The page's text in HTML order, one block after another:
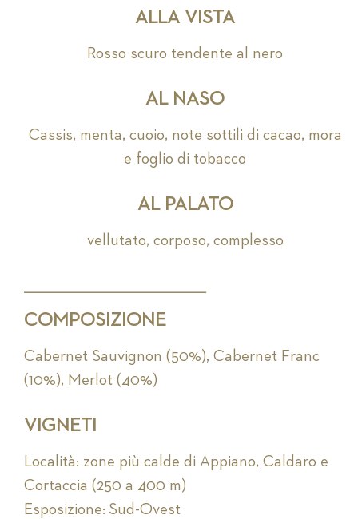
ALLA VISTA
Rosso scuro tendente al nero
AL NASO
Cassis, menta, cuoio, note sottili di cacao, mora
e foglio di tobacco
AL PALATO
vellutato, corposo, complesso
COMPOSIZIONE
Cabernet Sauvignon (50%), Cabernet Franc
(10%), Merlot (40%)
VIGNETI
Località: zone più calde di Appiano, Caldaro e
Cortaccia (250 a 400 m)
Esposizione: Sud-Ovest